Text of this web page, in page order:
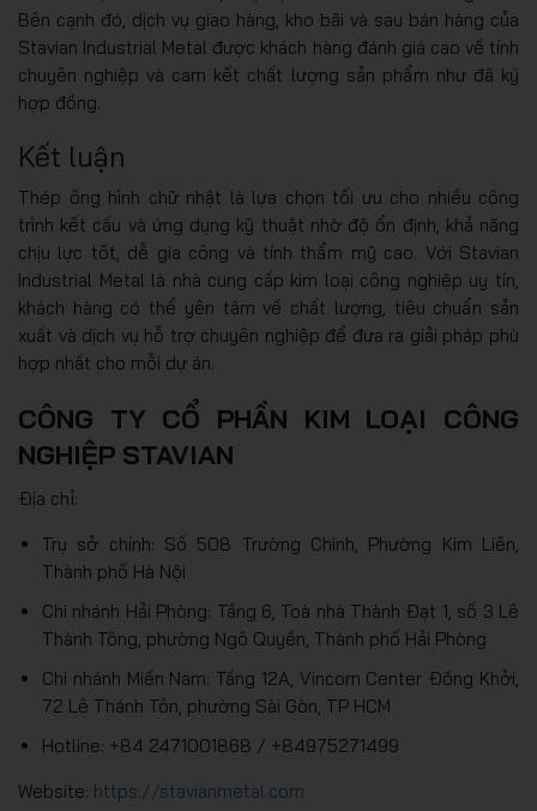
Bên cạnh đó, dịch vụ giao hàng, kho bãi và sau bán hàng của
Stavian Industrial Metal được khách hàng đánh giá cao về tính
chuyên nghiệp và cam kết chất lượng sản phẩm như đã ký
hợp đồng.
Kết luận
Thép ống hình chữ nhật là lựa chọn tối ưu cho nhiều công
trình kết cấu và ứng dụng kỹ thuật nhờ độ ổn định, khả năng
chịu lực tốt, dễ gia công và tính thẩm mỹ cao. Với Stavian
Industrial Metal là nhà cung cấp kim loại công nghiệp uy tín,
khách hàng có thể yên tâm về chất lượng, tiêu chuẩn sản
xuất và dịch vụ hỗ trợ chuyên nghiệp để đưa ra giải pháp phù
hợp nhất cho mỗi dự án.
CÔNG TY CỔ PHẦN KIM LOẠI CÔNG
NGHIỆP STAVIAN
Địa chỉ:
Trụ sở chính: Số 508 Trường Chinh, Phường Kim Liên,
Thành phố Hà Nội
Chi nhánh Hải Phòng: Tầng 6, Toà nhà Thành Đạt 1, số 3 Lê
Thành Tông, phường Ngô Quyền, Thành phố Hải Phòng
Chi nhánh Miền Nam: Tầng 12A, Vincom Center Đồng Khởi,
72 Lê Thánh Tôn, phường Sài Gòn, TP HCM
Hotline: +84 2471001868 / +84975271499
Website: https://stavianmetal.com